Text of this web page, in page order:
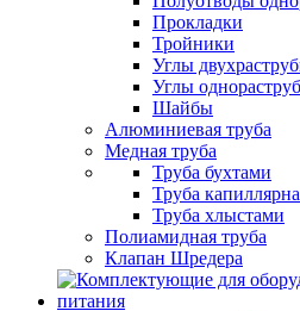
Прокладки
Тройники
Углы
Углы
Шайбы
Алюминиевая труба
Медная труба
Труба бухтами
Труба
Труба хлыстами
Полиамидная труба
Клапан Шредера